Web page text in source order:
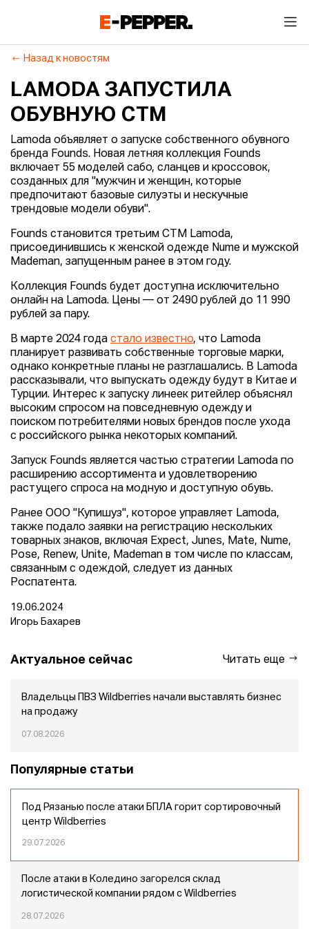
Назад к новостям
LAMODA ЗАПУСТИЛА
ОБУВНУЮ СТМ
Lamoda объявляет о запуске собственного обувного
бренда Founds. Новая летняя коллекция Founds
включает 55 моделей сабо, сланцев и кроссовок,
созданных для "мужчин и женщин, которые
предпочитают базовые силуэты и нескучные
трендовые модели обуви".
Founds становится третьим СТМ Lamoda,
присоединившись к женской одежде Nume и мужской
Mademan, запущенным ранее в этом году.
Коллекция Founds будет доступна исключительно
онлайн на Lamoda. Цены — от 2490 рублей до 11 990
рублей за пару.
В марте 2024 года стало известно, что Lamoda
планирует развивать собственные торговые марки,
однако конкретные планы не разглашались. В Lamoda
рассказывали, что выпускать одежду будут в Китае и
Турции. Интерес к запуску линеек ритейлер объяснял
высоким спросом на повседневную одежду и
поиском потребителями новых брендов после ухода
с российского рынка некоторых компаний.
Запуск Founds является частью стратегии Lamoda по
расширению ассортимента и удовлетворению
растущего спроса на модную и доступную обувь.
Ранее ООО "Купишуз", которое управляет Lamoda,
также подало заявки на регистрацию нескольких
товарных знаков, включая Expect, Junes, Mate, Nume,
Pose, Renew, Unite, Mademan в том числе по классам,
связанным с одеждой, следует из данных
Роспатента.
19.06.2024
Игорь Бахарев
Актуальное сейчас Читать еще
Владельцы ПВЗ Wildberries начали выставлять бизнес
на продажу
07.08.2026
Популярные статьи
Под Рязанью после атаки БПЛА горит сортировочный
центр Wildberries
29.07.2026
После атаки в Коледино загорелся склад
логистической компании рядом с Wildberries
28.07.2026